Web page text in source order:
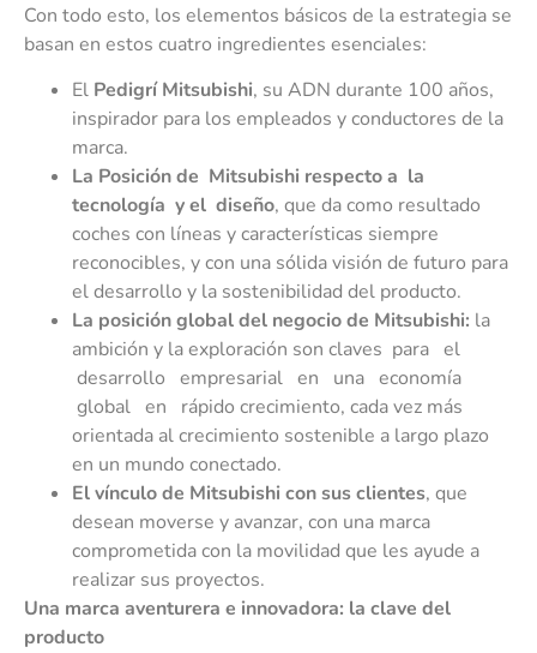
Con todo esto, los elementos básicos de la estrategia se
basan en estos cuatro ingredientes esenciales:
El Pedigrí Mitsubishi, su ADN durante 100 años,
inspirador para los empleados y conductores de la
marca.
La Posición de Mitsubishi respecto a la
tecnología y el diseño, que da como resultado
coches con líneas y características siempre
reconocibles, y con una sólida visión de futuro para
el desarrollo y la sostenibilidad del producto.
La posición global del negocio de Mitsubishi: la
ambición y la exploración son claves para el
desarrollo empresarial en una economía
global en rápido crecimiento, cada vez más
orientada al crecimiento sostenible a largo plazo
en un mundo conectado.
El vínculo de Mitsubishi con sus clientes, que
desean moverse y avanzar, con una marca
comprometida con la movilidad que les ayude a
realizar sus proyectos.
Una marca aventurera e innovadora: la clave del
producto